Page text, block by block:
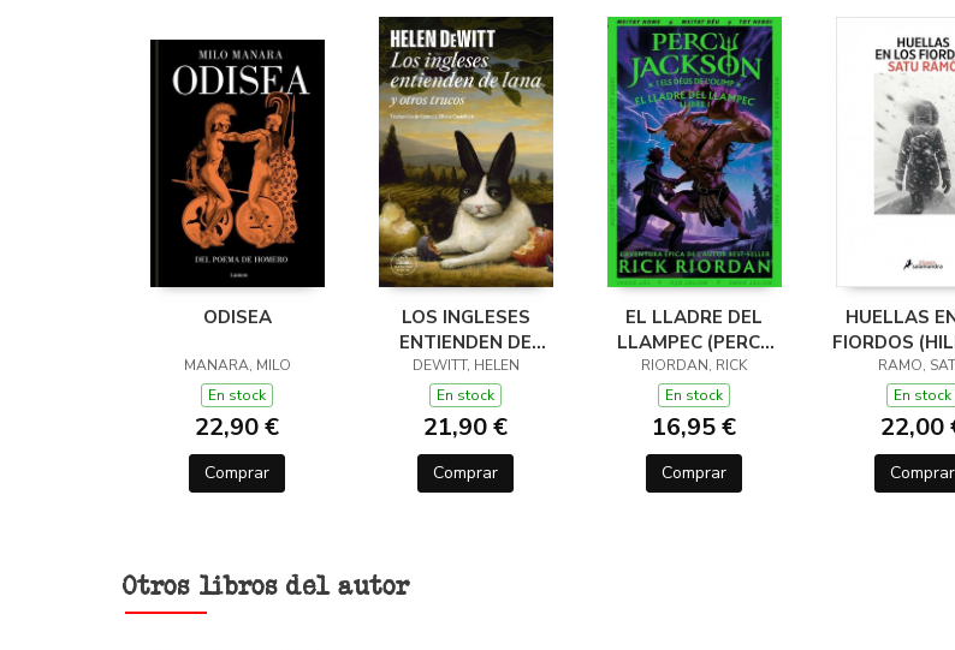
ODISEA
MANARA, MILO
En stock
22,90 €
Comprar
LOS INGLESES
ENTIENDEN DE
LANA (Y OTROS
TRUCOS)
DEWITT, HELEN
En stock
21,90 €
Comprar
EL LLADRE DEL
LLAMPEC (PERCY
JACKSON I ELS
DÉUS DE L'OLIMP 1)
RIORDAN, RICK
En stock
16,95 €
Comprar
HUELLAS
FIORDOS
RAMO,
En stock
22,00
Comprar
Otros libros del autor